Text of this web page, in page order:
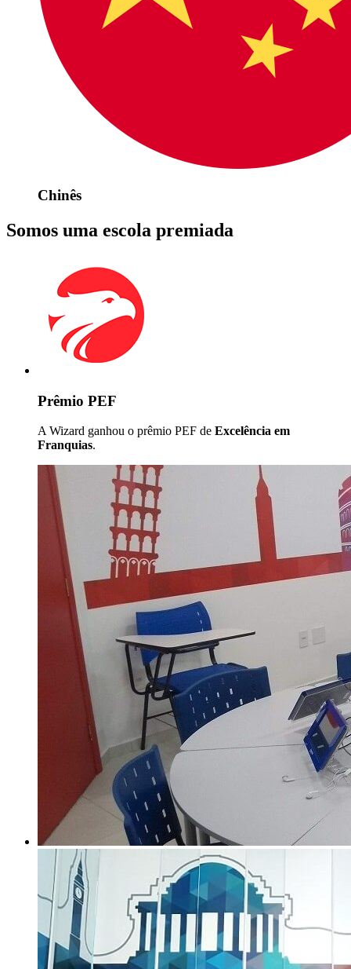
Chinês
Somos uma escola premiada
Prêmio PEF
A Wizard ganhou o prêmio PEF de Excelência em
Franquias.